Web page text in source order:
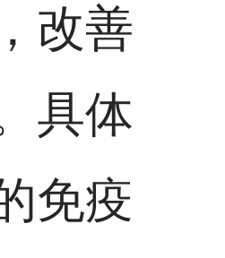
改善
具体
免疫